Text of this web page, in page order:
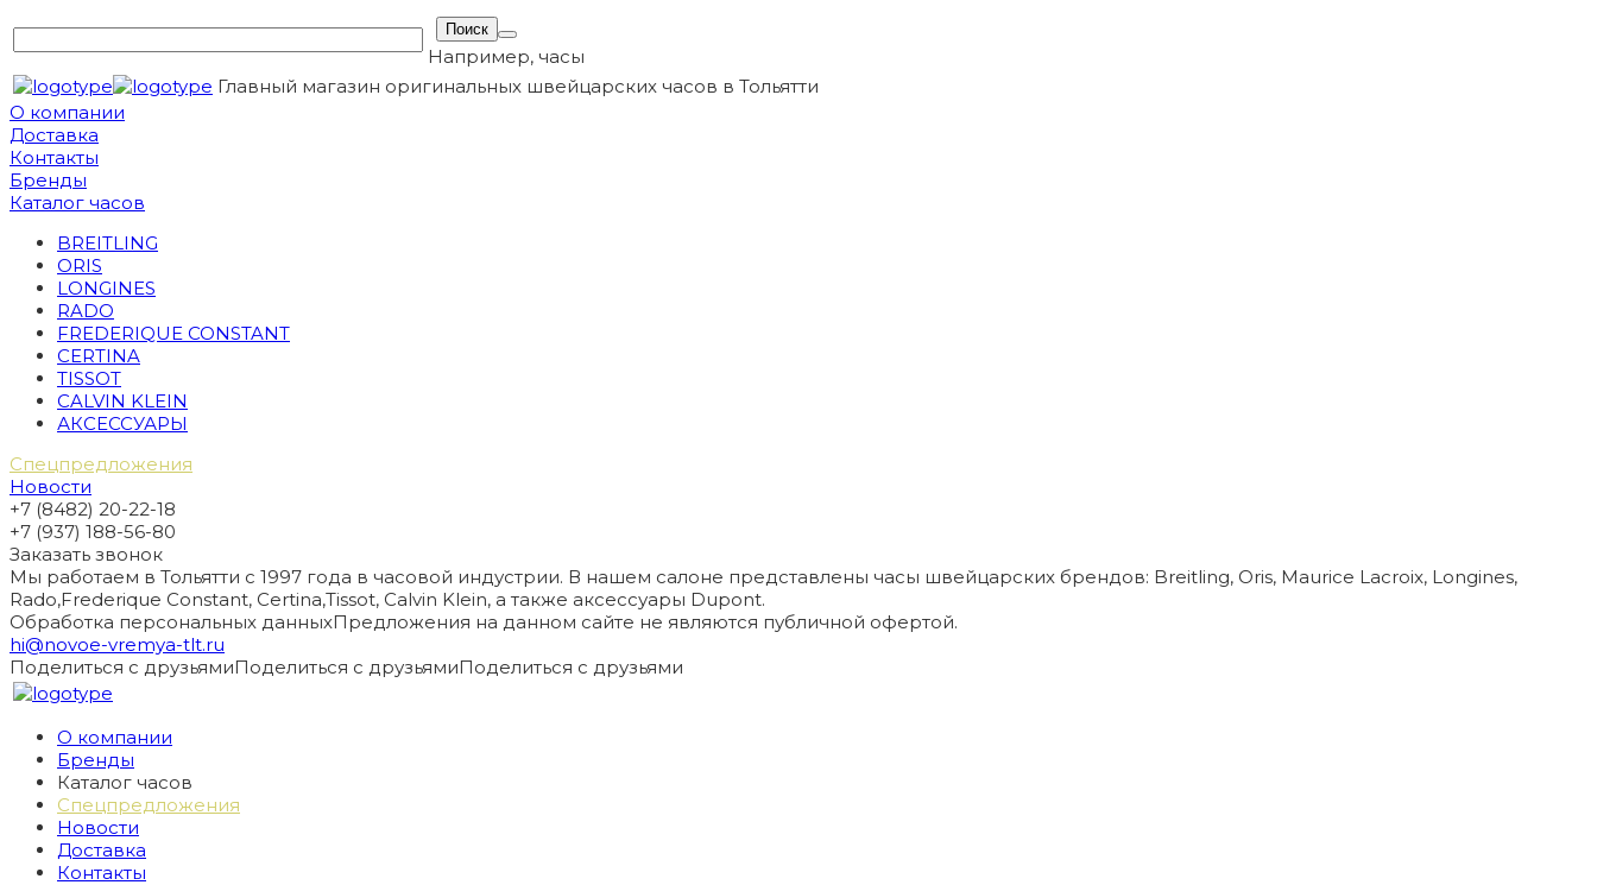
Например, часы
Главный магазин оригинальных швейцарских часов в Тольятти
О компании
Доставка
Контакты
Бренды
Каталог часов
BREITLING
ORIS
LONGINES
RADO
FREDERIQUE CONSTANT
CERTINA
TISSOT
CALVIN KLEIN
АКСЕССУАРЫ
Спецпредложения
Новости
+7 (8482) 20-22-18
+7 (937) 188-56-80
Заказать звонок
Мы работаем в Тольятти с 1997 года в часовой индустрии. В нашем салоне представлены часы швейцарских брендов: Breitling, Oris, Maurice Lacroix, Longines,
Rado,Frederique Constant, Certina,Tissot, Calvin Klein, а также аксессуары Dupont.
Обработка персональных данныхПредложения на данном сайте не являются публичной офертой.
hi@novoe-vremya-tlt.ru
Поделиться с друзьямиПоделиться с друзьямиПоделиться с друзьями
О компании
Бренды
Каталог часов
Спецпредложения
Новости
Доставка
Контакты